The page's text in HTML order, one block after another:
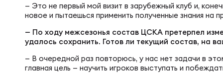
— Это не первый мой визит в зарубежный клуб и,
новое и пытаешься применить полученные знания на
— По ходу межсезонья состав ЦСКА претерпел
удалось сохранить. Готов ли текущий состав, на
— В очередной раз повторюсь, у нас нет задачи в
главная цель — научить игроков выступать и